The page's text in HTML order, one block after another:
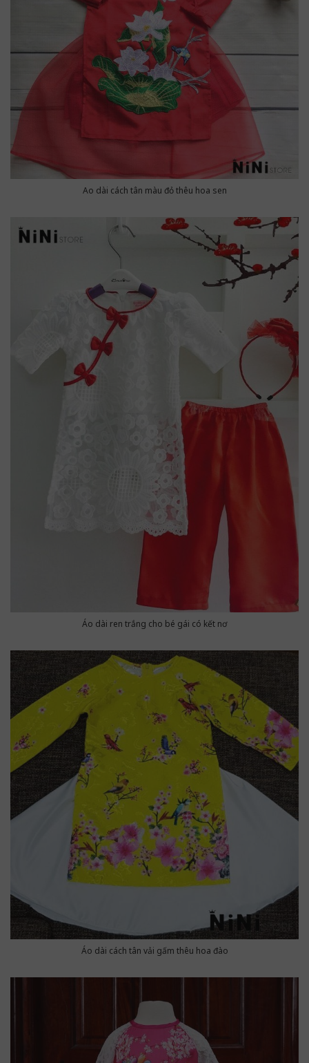
Ao dài cách tân màu đỏ thêu hoa sen
Áo dài ren trắng cho bé gái có kết nơ
Áo dài cách tân vải gấm thêu hoa đào